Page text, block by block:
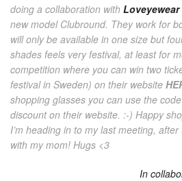
doing a collaboration with Loveyewear
new model Clubround. They work for
will only be available in one size but
shades feels very festival, at least for
competition where you can win two
festival in Sweden) on their website
shopping glasses you can use the
discount on their website. :-) Happy
I’m heading in to my last meeting,
with my mom! Hugs <3
In